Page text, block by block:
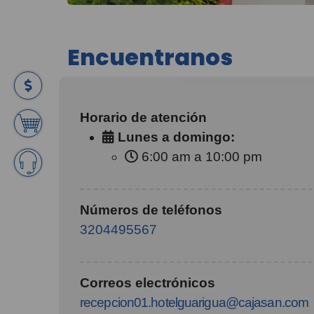
Encuentranos
Horario de atención
Lunes a domingo:
6:00 am a 10:00 pm
Números de teléfonos
3204495567
Correos electrónicos
recepcion01.hotelguarigua@cajasan.com